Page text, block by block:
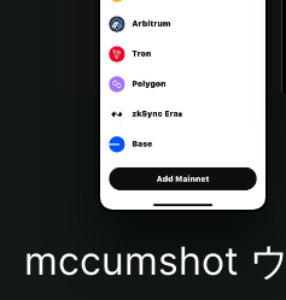
Bahasa Indonesia
Português (Brasil)
Español (Argentina)
mccumshot